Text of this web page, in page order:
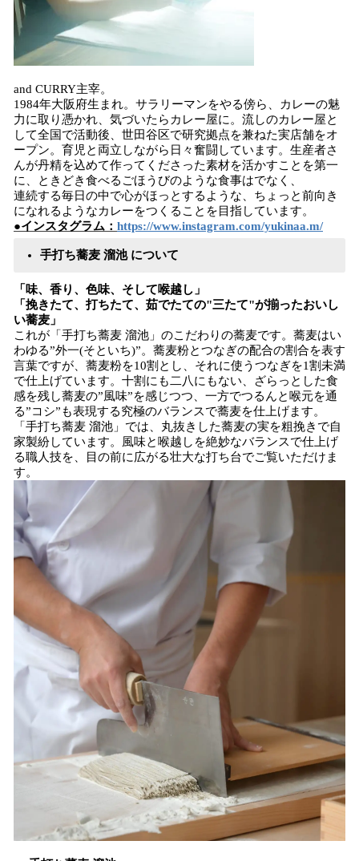
and CURRY主宰。
1984年大阪府生まれ。サラリーマンをやる傍ら、カレーの魅
力に取り憑かれ、気づいたらカレー屋に。流しのカレー屋と
して全国で活動後、世田谷区で研究拠点を兼ねた実店舗をオ
ープン。育児と両立しながら日々奮闘しています。生産者さ
んが丹精を込めて作ってくださった素材を活かすことを第一
に、ときどき食べるごほうびのような食事はでなく、
連続する毎日の中で心がほっとするような、ちょっと前向き
になれるようなカレーをつくることを目指しています。
●インスタグラム： https://www.instagram.com/yukinaa.m/
手打ち蕎麦 溜池 について
「味、香り、色味、そして喉越し」
「挽きたて、打ちたて、茹でたての"三たて"が揃ったおいし
い蕎麦」
これが「手打ち蕎麦 溜池」のこだわりの蕎麦です。蕎麦はい
わゆる”外一(そといち)”。蕎麦粉とつなぎの配合の割合を表す
言葉ですが、蕎麦粉を10割とし、それに使うつなぎを1割未満
で仕上げています。十割にも二八にもない、ざらっとした食
感を残し蕎麦の”風味”を感じつつ、一方でつるんと喉元を通
る”コシ”も表現する究極のバランスで蕎麦を仕上げます。
「手打ち蕎麦 溜池」では、丸抜きした蕎麦の実を粗挽きで自
家製紛しています。風味と喉越しを絶妙なバランスで仕上げ
る職人技を、目の前に広がる壮大な打ち台でご覧いただけま
す。